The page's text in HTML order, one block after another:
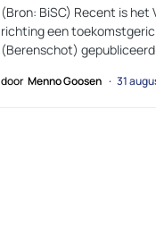
(Bron: BiSC) Recent is
richting een
(Berenschot)
door Menno Goosen 31